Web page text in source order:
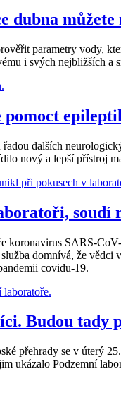
dubna můžete
parametry vody,
i svých nejbližších
dalších
nový a lepší přístroj
soudí
SARS-
domnívá, že
covidu-19.
Budou tady
přehrady se v úterý
ukázalo Podzemní